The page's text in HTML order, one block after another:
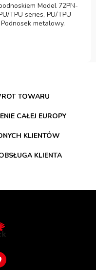
Model 72PN-
TPU series, PU/TPU
metalowy.
TOWARU
CAŁEJ EUROPY
KLIENTÓW
KLIENTA